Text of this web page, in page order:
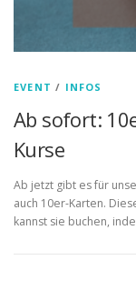
EVENT / INFOS
Ab sofort:
Kurse
Ab jetzt gibt es für
auch 10er-Karten.
kannst sie buchen,